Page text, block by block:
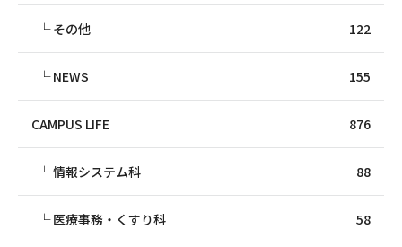
その他 122
NEWS 155
CAMPUS LIFE 876
情報システム科 88
医療事務・くすり科 58